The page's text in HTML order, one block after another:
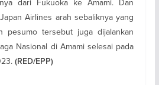
Airlines arah sebaliknya yang
pesumo tersebut juga dijalankan
Nasional di Amami selesai pada
(RED/EPP)